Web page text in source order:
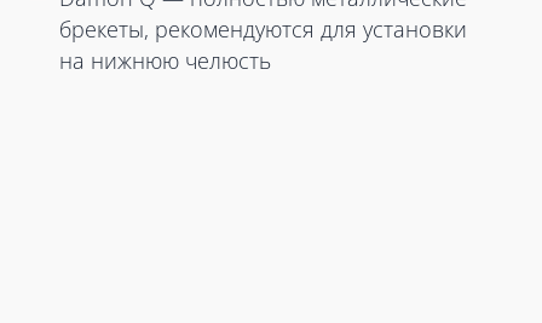
брекеты, рекомендуются для установки
на нижнюю челюсть